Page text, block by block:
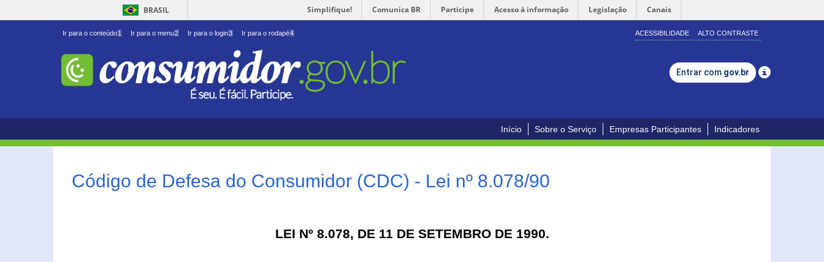
BRASIL Simplifique! Comunica BR Participe Acesso à informação Legislação Canais
Ir para o conteúdo1 Ir para o menu2 Ir para o login3 Ir para o rodapé4 ACESSIBILIDADE ALTO CONTRASTE
Entrar com gov.br
Início Sobre o Serviço Empresas Participantes Indicadores
Código de Defesa do Consumidor (CDC) - Lei nº 8.078/90
LEI Nº 8.078, DE 11 DE SETEMBRO DE 1990.